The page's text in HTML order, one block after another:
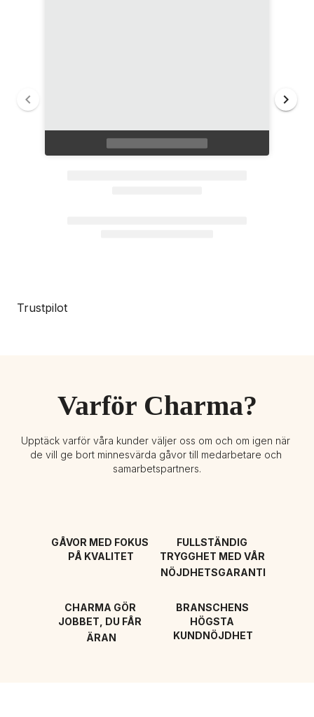
Trustpilot
Varför Charma?
Upptäck varför våra kunder väljer oss om och om igen när
de vill ge bort minnesvärda gåvor till medarbetare och
samarbetspartners.
GÅVOR MED FOKUS
PÅ KVALITET
FULLSTÄNDIG
TRYGGHET MED VÅR
NÖJDHETSGARANTI
CHARMA GÖR
JOBBET, DU FÅR
ÄRAN
BRANSCHENS
HÖGSTA
KUNDNÖJDHET